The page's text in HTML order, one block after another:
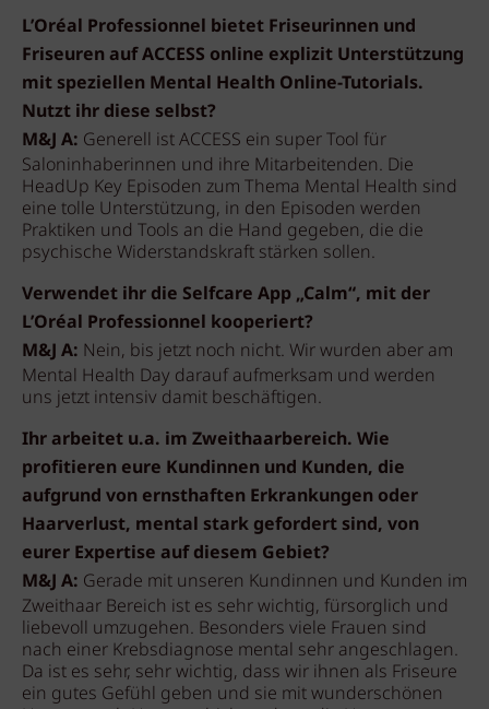
L’Oréal Professionnel bietet Friseurinnen und
Friseuren auf ACCESS online explizit Unterstützung
mit speziellen Mental Health Online-Tutorials.
Nutzt ihr diese selbst?
M&J A: Generell ist ACCESS ein super Tool für
Saloninhaberinnen und ihre Mitarbeitenden. Die
HeadUp Key Episoden zum Thema Mental Health sind
eine tolle Unterstützung, in den Episoden werden
Praktiken und Tools an die Hand gegeben, die die
psychische Widerstandskraft stärken sollen.
Verwendet ihr die Selfcare App „Calm“, mit der
L’Oréal Professionnel kooperiert?
M&J A: Nein, bis jetzt noch nicht. Wir wurden aber am
Mental Health Day darauf aufmerksam und werden
uns jetzt intensiv damit beschäftigen.
Ihr arbeitet u.a. im Zweithaarbereich. Wie
profitieren eure Kundinnen und Kunden, die
aufgrund von ernsthaften Erkrankungen oder
Haarverlust, mental stark gefordert sind, von
eurer Expertise auf diesem Gebiet?
M&J A: Gerade mit unseren Kundinnen und Kunden im
Zweithaar Bereich ist es sehr wichtig, fürsorglich und
liebevoll umzugehen. Besonders viele Frauen sind
nach einer Krebsdiagnose mental sehr angeschlagen.
Da ist es sehr, sehr wichtig, dass wir ihnen als Friseure
ein gutes Gefühl geben und sie mit wunderschönen